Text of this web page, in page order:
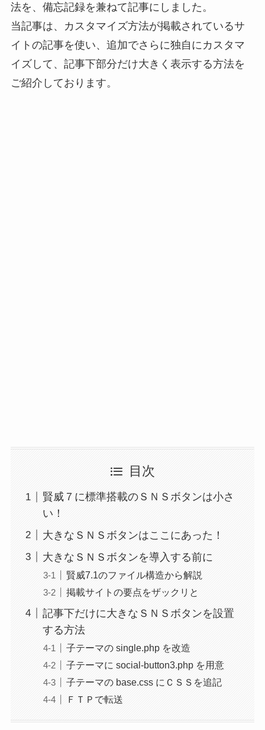
法を、備忘記録を兼ねて記事にしました。
当記事は、カスタマイズ方法が掲載されているサ
イトの記事を使い、追加でさらに独自にカスタマ
イズして、記事下部分だけ大きく表示する方法を
ご紹介しております。
目次
賢威７に標準搭載のＳＮＳボタンは小さ
い！
大きなＳＮＳボタンはここにあった！
大きなＳＮＳボタンを導入する前に
賢威7.1のファイル構造から解説
掲載サイトの要点をザックリと
記事下だけに大きなＳＮＳボタンを設置
する方法
子テーマの single.php を改造
子テーマに social-button3.php を用意
子テーマの base.css にＣＳＳを追記
ＦＴＰで転送